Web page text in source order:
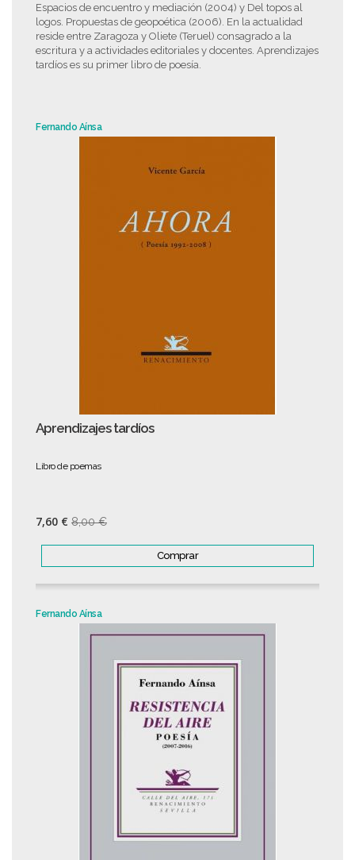
Espacios de encuentro y mediación (2004) y Del topos al
logos. Propuestas de geopoética (2006). En la actualidad
reside entre Zaragoza y Oliete (Teruel) consagrado a la
escritura y a actividades editoriales y docentes. Aprendizajes
tardíos es su primer libro de poesía.
Fernando Aínsa
Aprendizajes tardíos
Libro de poemas
7,60 € 8,00 €
Comprar
Fernando Aínsa